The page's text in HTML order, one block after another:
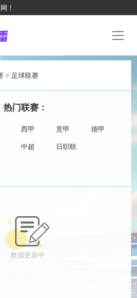
！
> 足球联赛
热门联赛：
西甲 意甲
德甲
中超
日职联
数据更新中